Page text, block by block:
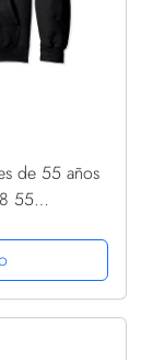
de 55 años
55